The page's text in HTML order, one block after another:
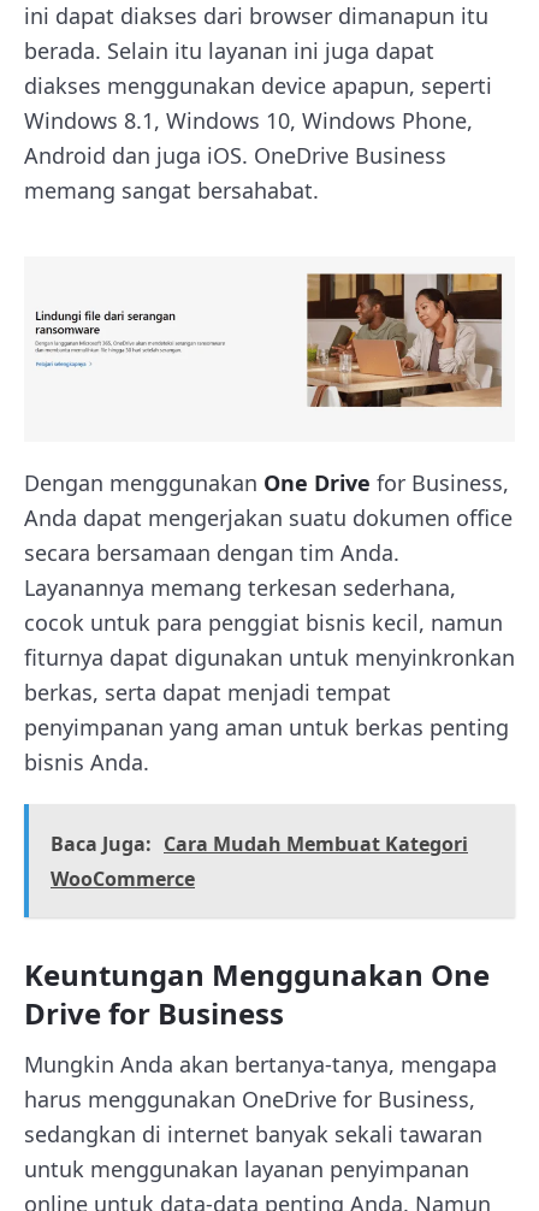
ini dapat diakses dari browser dimanapun itu
berada. Selain itu layanan ini juga dapat
diakses menggunakan device apapun, seperti
Windows 8.1, Windows 10, Windows Phone,
Android dan juga iOS. OneDrive Business
memang sangat bersahabat.
Dengan menggunakan One Drive for Business,
Anda dapat mengerjakan suatu dokumen office
secara bersamaan dengan tim Anda.
Layanannya memang terkesan sederhana,
cocok untuk para penggiat bisnis kecil, namun
fiturnya dapat digunakan untuk menyinkronkan
berkas, serta dapat menjadi tempat
penyimpanan yang aman untuk berkas penting
bisnis Anda.
Baca Juga: Cara Mudah Membuat Kategori
WooCommerce
Keuntungan Menggunakan One
Drive for Business
Mungkin Anda akan bertanya-tanya, mengapa
harus menggunakan OneDrive for Business,
sedangkan di internet banyak sekali tawaran
untuk menggunakan layanan penyimpanan
online untuk data-data penting Anda. Namun